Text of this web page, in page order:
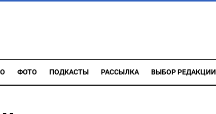
ФОТО ПОДКАСТЫ РАССЫЛКА ВЫБОР РЕДАКЦИИ